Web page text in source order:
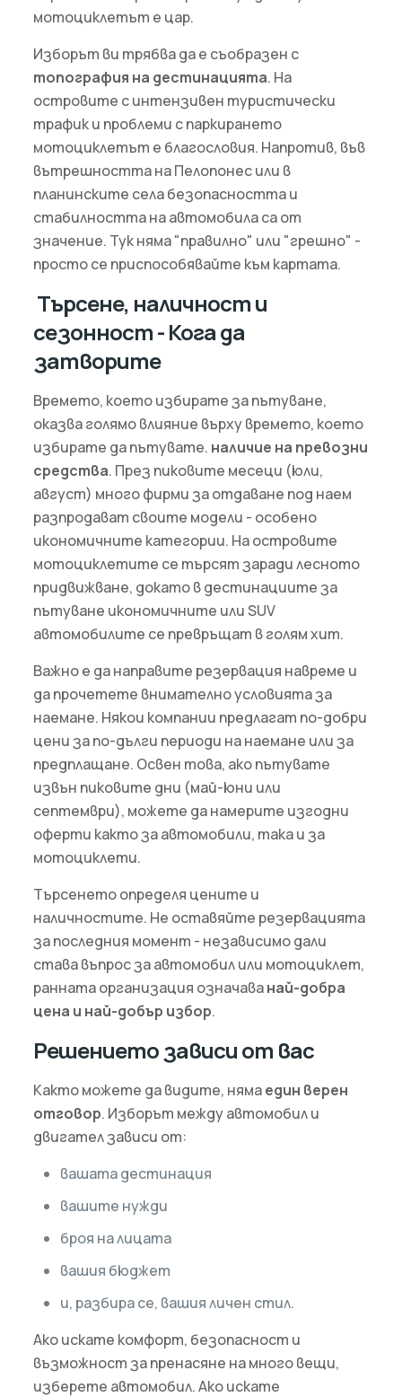
мотоциклетът е цар.
Изборът ви трябва да е съобразен с
топография на дестинацията. На
островите с интензивен туристически
трафик и проблеми с паркирането
мотоциклетът е благословия. Напротив, във
вътрешността на Пелопонес или в
планинските села безопасността и
стабилността на автомобила са от
значение. Тук няма "правилно" или "грешно" -
просто се приспособявайте към картата.
Търсене, наличност и
сезонност - Кога да
затворите
Времето, което избирате за пътуване,
оказва голямо влияние върху времето, което
избирате да пътувате. наличие на превозни
средства. През пиковите месеци (юли,
август) много фирми за отдаване под наем
разпродават своите модели - особено
икономичните категории. На островите
мотоциклетите се търсят заради лесното
придвижване, докато в дестинациите за
пътуване икономичните или SUV
автомобилите се превръщат в голям хит.
Важно е да направите резервация навреме и
да прочетете внимателно условията за
наемане. Някои компании предлагат по-добри
цени за по-дълги периоди на наемане или за
предплащане. Освен това, ако пътувате
извън пиковите дни (май-юни или
септември), можете да намерите изгодни
оферти както за автомобили, така и за
мотоциклети.
Търсенето определя цените и
наличностите. Не оставяйте резервацията
за последния момент - независимо дали
става въпрос за автомобил или мотоциклет,
ранната организация означаванай-добра
цена и най-добър избор.
Решението зависи от вас
Както можете да видите, нямаедин верен
отговор. Изборът между автомобил и
двигател зависи от:
вашата дестинация
вашите нужди
броя на лицата
вашия бюджет
и, разбира се, вашия личен стил.
Ако искате комфорт, безопасност и
възможност за пренасяне на много вещи,
изберете автомобил. Ако искате